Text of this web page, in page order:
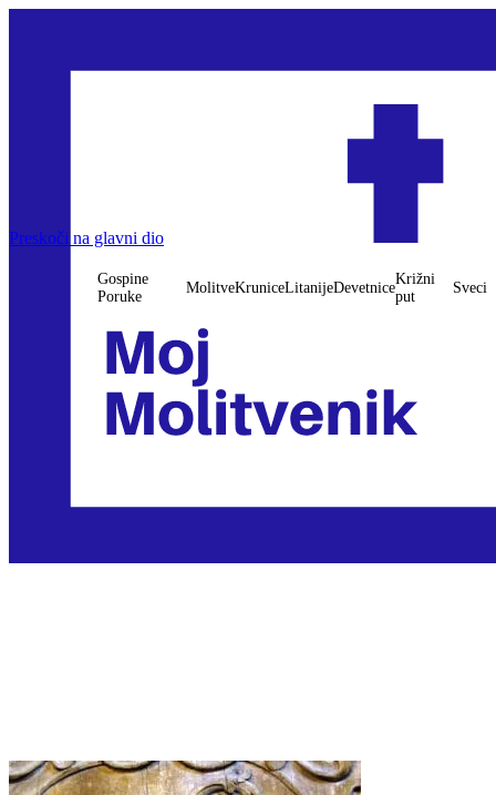
Preskoči na glavni dio
Gospine
Poruke
MolitveKruniceLitanijeDevetnice
Križni
put
Sveci